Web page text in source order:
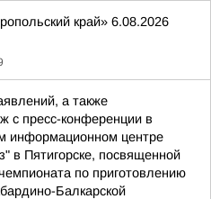
край» 6.08.2026
а также
с пресс-конференции в
информационном центре
в Пятигорске, посвященной
по приготовлению
Балкарской